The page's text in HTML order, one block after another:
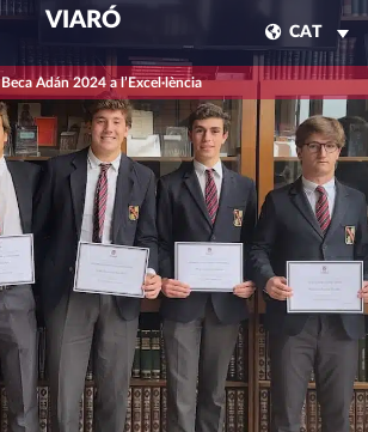
VIARÓ
CAT
Beca Adán 2024 a l’Excel·lència